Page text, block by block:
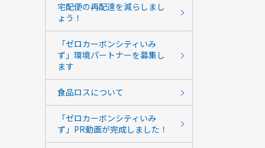
宅配便の再配達を減らしまし
ょう！
「ゼロカーボンシティいみ
ず」環境パートナーを募集し
ます
食品ロスについて
「ゼロカーボンシティいみ
ず」PR動画が完成しました！